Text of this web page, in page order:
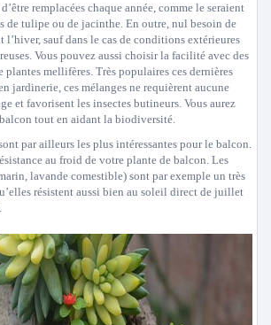
remplacées chaque année, comme le seraient
de tulipe ou de jacinthe. En outre, nul besoin de
l’hiver, sauf dans le cas de conditions extérieures
Vous pouvez aussi choisir la facilité avec des
plantes mellifères. Très populaires ces dernières
jardinerie, ces mélanges ne requièrent aucune
et favorisent les insectes butineurs. Vous aurez
tout en aidant la biodiversité.
par ailleurs les plus intéressantes pour le balcon.
au froid de votre plante de balcon. Les
lavande comestible) sont par exemple un très
résistent aussi bien au soleil direct de juillet